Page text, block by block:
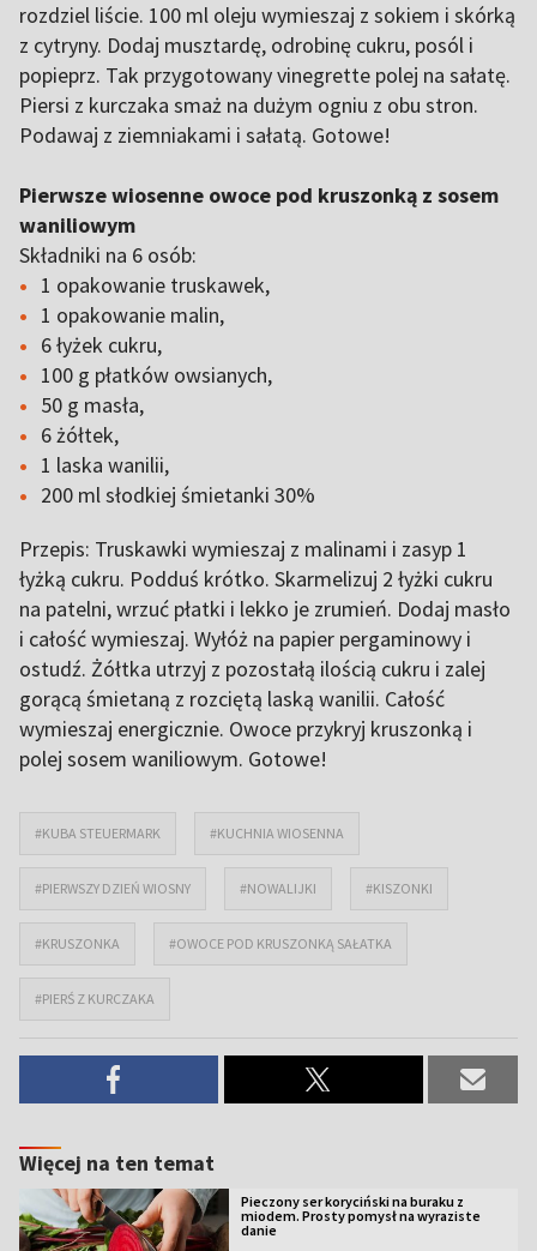
rozdziel liście. 100 ml oleju wymieszaj z sokiem i skórką
z cytryny. Dodaj musztardę, odrobinę cukru, posól i
popieprz. Tak przygotowany vinegrette polej na sałatę.
Piersi z kurczaka smaż na dużym ogniu z obu stron.
Podawaj z ziemniakami i sałatą. Gotowe!
Pierwsze wiosenne owoce pod kruszonką z sosem
waniliowym
Składniki na 6 osób:
1 opakowanie truskawek,
1 opakowanie malin,
6 łyżek cukru,
100 g płatków owsianych,
50 g masła,
6 żółtek,
1 laska wanilii,
200 ml słodkiej śmietanki 30%
Przepis: Truskawki wymieszaj z malinami i zasyp 1
łyżką cukru. Podduś krótko. Skarmelizuj 2 łyżki cukru
na patelni, wrzuć płatki i lekko je zrumień. Dodaj masło
i całość wymieszaj. Wyłóż na papier pergaminowy i
ostudź. Żółtka utrzyj z pozostałą ilością cukru i zalej
gorącą śmietaną z rozciętą laską wanilii. Całość
wymieszaj energicznie. Owoce przykryj kruszonką i
polej sosem waniliowym. Gotowe!
#KUBA STEUERMARK #KUCHNIA WIOSENNA
#PIERWSZY DZIEŃ WIOSNY #NOWALIJKI #KISZONKI
#KRUSZONKA #OWOCE POD KRUSZONKĄ SAŁATKA
#PIERŚ Z KURCZAKA
Więcej na ten temat
Pieczony ser koryciński na buraku z
miodem. Prosty pomysł na wyraziste
danie